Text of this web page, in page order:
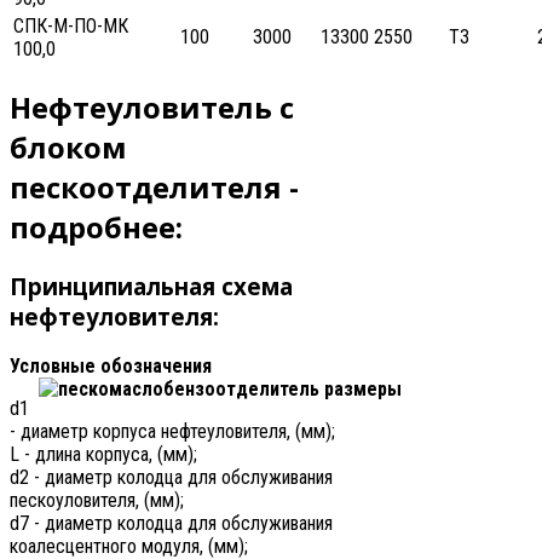
СПК-М-ПО-МК
100,0
100 3000 13300 2550 ТЗ
Нефтеуловитель с
блоком
пескоотделителя -
подробнее:
Принципиальная схема
нефтеуловителя:
Условные обозначения
d1
- диаметр корпуса нефтеуловителя, (мм);
L - длина корпуса, (мм);
d2 - диаметр колодца для обслуживания
пескоуловителя, (мм);
d7 - диаметр колодца для обслуживания
коалесцентного модуля, (мм);